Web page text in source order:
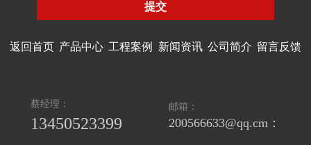
提交
返回首页 产品中心 工程案例 新闻资讯 公司简介 留言反馈
蔡经理：
13450523399
邮箱：
200566633@qq.cm：